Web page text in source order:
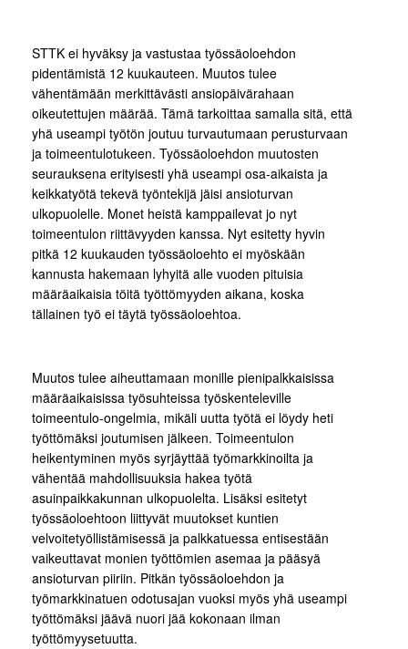
STTK ei hyväksy ja vastustaa työssäoloehdon
pidentämistä 12 kuukauteen. Muutos tulee
vähentämään merkittävästi ansiopäivärahaan
oikeutettujen määrää. Tämä tarkoittaa samalla sitä, että
yhä useampi työtön joutuu turvautumaan perusturvaan
ja toimeentulotukeen. Työssäoloehdon muutosten
seurauksena erityisesti yhä useampi osa-aikaista ja
keikkatyötä tekevä työntekijä jäisi ansioturvan
ulkopuolelle. Monet heistä kamppailevat jo nyt
toimeentulon riittävyyden kanssa. Nyt esitetty hyvin
pitkä 12 kuukauden työssäoloehto ei myöskään
kannusta hakemaan lyhyitä alle vuoden pituisia
määräaikaisia töitä työttömyyden aikana, koska
tällainen työ ei täytä työssäoloehtoa.
Muutos tulee aiheuttamaan monille pienipalkkaisissa
määräaikaisissa työsuhteissa työskenteleville
toimeentulo-ongelmia, mikäli uutta työtä ei löydy heti
työttömäksi joutumisen jälkeen. Toimeentulon
heikentyminen myös syrjäyttää työmarkkinoilta ja
vähentää mahdollisuuksia hakea työtä
asuinpaikkakunnan ulkopuolelta. Lisäksi esitetyt
työssäoloehtoon liittyvät muutokset kuntien
velvoitetyöllistämisessä ja palkkatuessa entisestään
vaikeuttavat monien työttömien asemaa ja pääsyä
ansioturvan piiriin. Pitkän työssäoloehdon ja
työmarkkinatuen odotusajan vuoksi myös yhä useampi
työttömäksi jäävä nuori jää kokonaan ilman
työttömyysetuutta.